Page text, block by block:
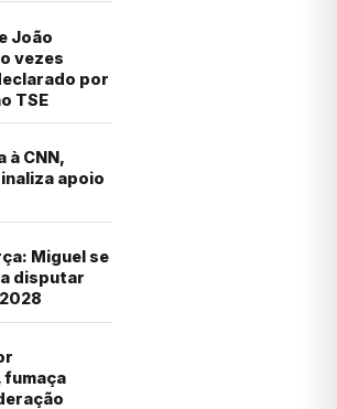
João
vezes
por
TSE
à CNN,
apoio
Miguel se
disputar
fumaça